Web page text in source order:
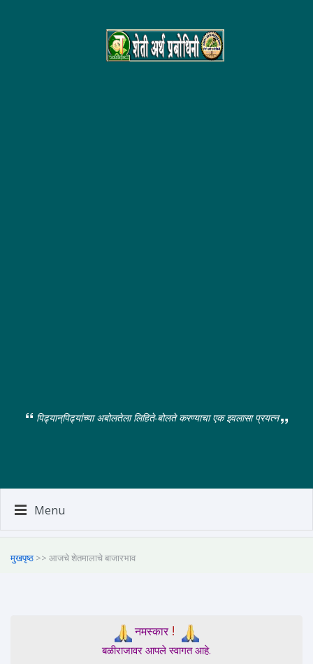
पिढ्यान्‌पिढ्यांच्या अबोलतेला लिहिते-बोलते करण्याचा एक इवलासा प्रयत्न
Menu
मुखपृष्ठ >> आजचे शेतमालाचे बाजारभाव
नमस्कार!
बळीराजावर आपले स्वागत आहे.